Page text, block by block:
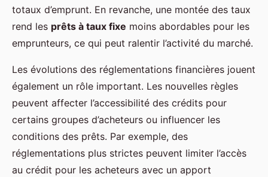
totaux d’emprunt. En revanche, une montée des taux
rend les prêts à taux fixe moins abordables pour les
emprunteurs, ce qui peut ralentir l’activité du marché.
Les évolutions des réglementations financières jouent
également un rôle important. Les nouvelles règles
peuvent affecter l’accessibilité des crédits pour
certains groupes d’acheteurs ou influencer les
conditions des prêts. Par exemple, des
réglementations plus strictes peuvent limiter l’accès
au crédit pour les acheteurs avec un apport